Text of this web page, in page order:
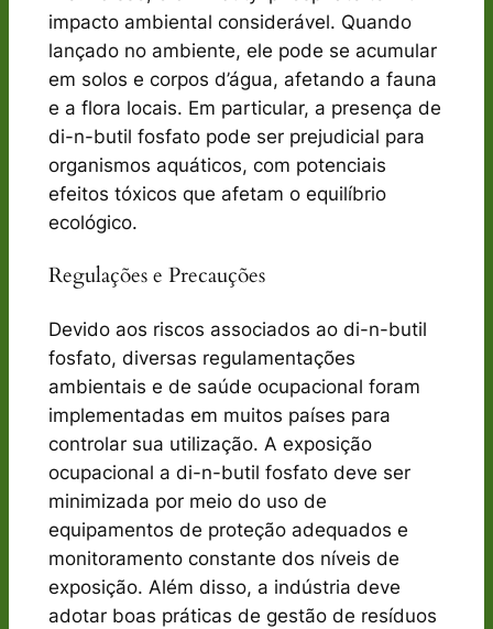
impacto ambiental considerável. Quando
lançado no ambiente, ele pode se acumular
em solos e corpos d’água, afetando a fauna
e a flora locais. Em particular, a presença de
di-n-butil fosfato pode ser prejudicial para
organismos aquáticos, com potenciais
efeitos tóxicos que afetam o equilíbrio
ecológico.
Regulações e Precauções
Devido aos riscos associados ao di-n-butil
fosfato, diversas regulamentações
ambientais e de saúde ocupacional foram
implementadas em muitos países para
controlar sua utilização. A exposição
ocupacional a di-n-butil fosfato deve ser
minimizada por meio do uso de
equipamentos de proteção adequados e
monitoramento constante dos níveis de
exposição. Além disso, a indústria deve
adotar boas práticas de gestão de resíduos